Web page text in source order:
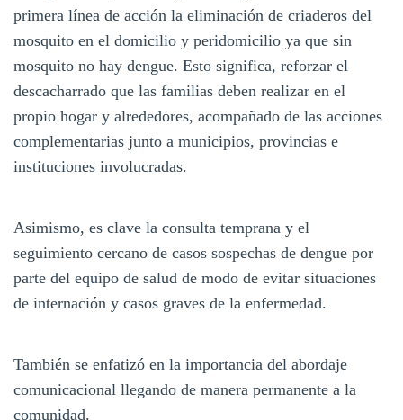
primera línea de acción la eliminación de criaderos del
mosquito en el domicilio y peridomicilio ya que sin
mosquito no hay dengue. Esto significa, reforzar el
descacharrado que las familias deben realizar en el
propio hogar y alrededores, acompañado de las acciones
complementarias junto a municipios, provincias e
instituciones involucradas.
Asimismo, es clave la consulta temprana y el
seguimiento cercano de casos sospechas de dengue por
parte del equipo de salud de modo de evitar situaciones
de internación y casos graves de la enfermedad.
También se enfatizó en la importancia del abordaje
comunicacional llegando de manera permanente a la
comunidad.